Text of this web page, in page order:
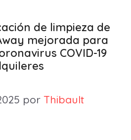
de limpieza de
mejorada para
COVID-19
por Thibault